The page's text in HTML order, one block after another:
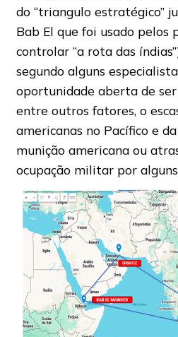
do “triangulo estratégico”
Bab El que foi usado pelos
controlar “a rota das
segundo alguns
oportunidade aberta de
entre outros fatores, o
americanas no Pacífico e
munição americana ou
ocupação militar por